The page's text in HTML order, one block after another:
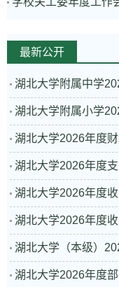
最新公开
湖北大学2026年度
湖北大学2026年度
湖北大学2026年度
湖北大学2026年度